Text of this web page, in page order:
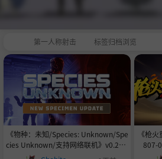
第一人称射击 标签归档浏览
《物种：未知/Species: Unknown/Spe
cies Unknown/支持网络联机》v0.23.4
-0xdeadc0de联机版官中简体
《枪
807-